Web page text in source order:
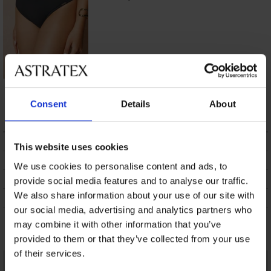
Consent Details About
This website uses cookies
We use cookies to personalise content and ads, to
provide social media features and to analyse our traffic.
We also share information about your use of our site with
our social media, advertising and analytics partners who
may combine it with other information that you’ve
provided to them or that they’ve collected from your use
of their services.
Bikinibroekje Ezer
32,99 €
BESCHRIJVING
VERZENDING EN BETALING
RUILEN
ONDERHOUD EN WASSEN
Misschien vindt u dit ook leuk